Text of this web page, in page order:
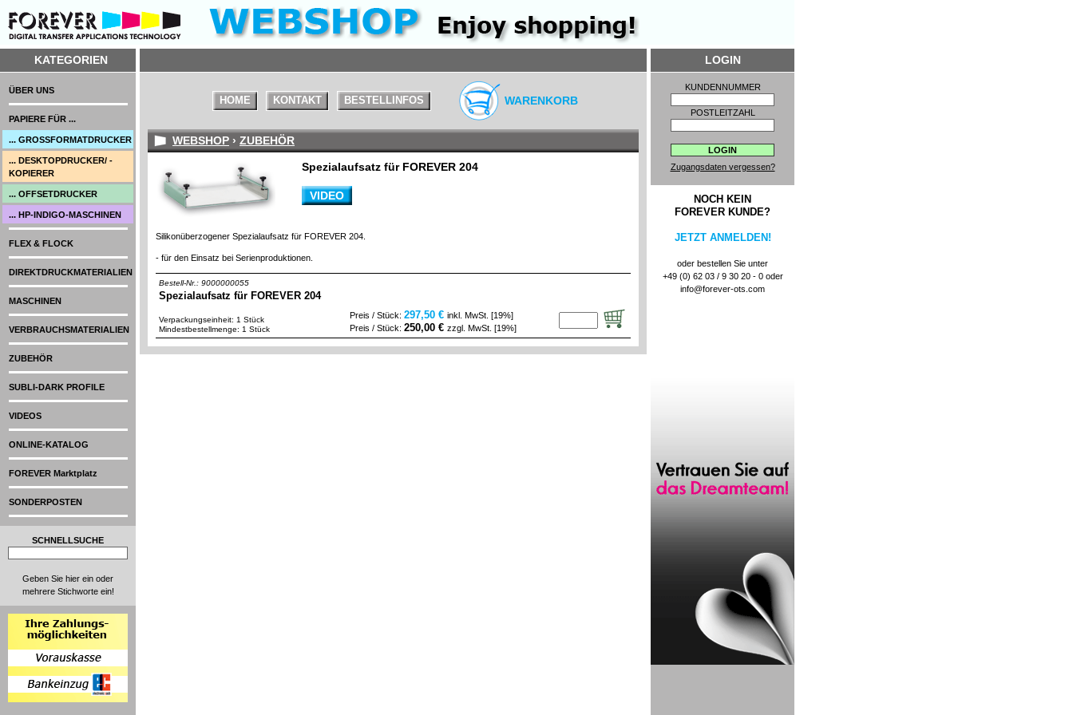
KATEGORIEN
SCHNELLSUCHE
Geben Sie hier ein oder
mehrere Stichworte ein!
HOME KONTAKT BESTELLINFOS WARENKORB
WEBSHOP › ZUBEHÖR
Spezialaufsatz für FOREVER 204
VIDEO
Silikonüberzogener Spezialaufsatz für FOREVER 204.
- für den Einsatz bei Serienproduktionen.
Bestell-Nr.: 9000000055
Spezialaufsatz für FOREVER 204
Verpackungseinheit: 1 Stück
Mindestbestellmenge: 1 Stück
Preis / Stück: 297,50 € inkl. MwSt. [19%]
Preis / Stück: 250,00 € zzgl. MwSt. [19%]
LOGIN
KUNDENNUMMER
POSTLEITZAHL
Zugangsdaten vergessen?
NOCH KEIN
FOREVER KUNDE?
JETZT ANMELDEN!
oder bestellen Sie unter
+49 (0) 62 03 / 9 30 20 - 0 oder
info@forever-ots.com
ÜBER UNS
PAPIERE FÜR ...
... GROSSFORMATDRUCKER
... DESKTOPDRUCKER/ -
KOPIERER
... OFFSETDRUCKER
... HP-INDIGO-MASCHINEN
FLEX & FLOCK
DIREKTDRUCKMATERIALIEN
MASCHINEN
VERBRAUCHSMATERIALIEN
ZUBEHÖR
SUBLI-DARK PROFILE
VIDEOS
ONLINE-KATALOG
FOREVER Marktplatz
SONDERPOSTEN